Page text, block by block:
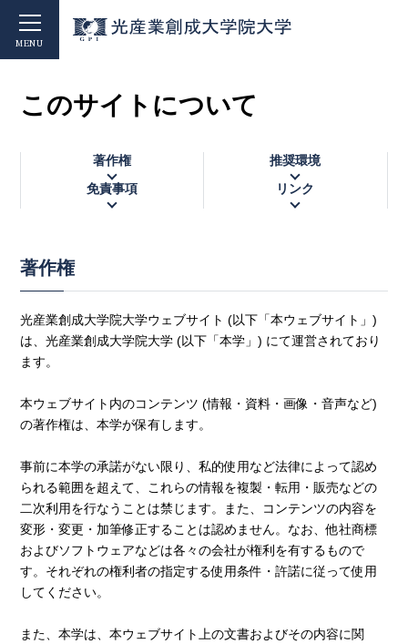
MENU
このサイトについて
著作権
推奨環境
免責事項
リンク
著作権
光産業創成大学院大学ウェブサイト (以下「本ウェブサイト」)
は、光産業創成大学院大学 (以下「本学」) にて運営されており
ます。
本ウェブサイト内のコンテンツ (情報・資料・画像・音声など)
の著作権は、本学が保有します。
事前に本学の承諾がない限り、私的使用など法律によって認め
られる範囲を超えて、これらの情報を複製・転用・販売などの
二次利用を行なうことは禁じます。また、コンテンツの内容を
変形・変更・加筆修正することは認めません。なお、他社商標
およびソフトウェアなどは各々の会社が権利を有するもので
す。それぞれの権利者の指定する使用条件・許諾に従って使用
してください。
また、本学は、本ウェブサイト上の文書およびその内容に関